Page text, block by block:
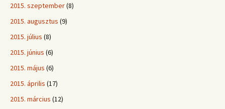
2015. szeptember(8)
2015. augusztus (9)
2015. július (8)
2015. június (6)
2015. május (6)
2015. április (17)
2015. március (12)